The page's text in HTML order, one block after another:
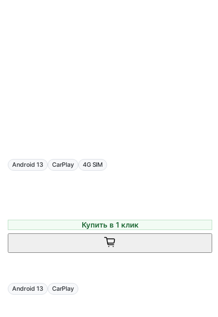
Android 13 CarPlay 4G SIM
Купить в 1 клик
Android 13 CarPlay